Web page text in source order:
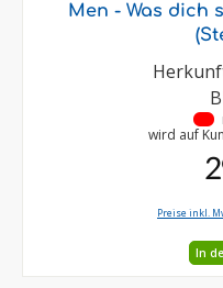
Men - Was dich
wird auf
Preise inkl.
In